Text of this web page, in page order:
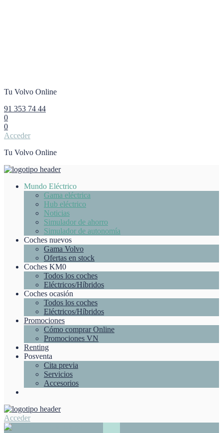
Tu Volvo Online
91 353 74 44
0
0
Acceder
Tu Volvo Online
Mundo Eléctrico
Gama eléctrica
Hub eléctrico
Noticias
Simulador de ahorro
Simulador de autonomía
Coches nuevos
Gama Volvo
Ofertas en stock
Coches KM0
Todos los coches
Eléctricos/Híbridos
Coches ocasión
Todos los coches
Eléctricos/Híbridos
Promociones
Cómo comprar Online
Promociones VN
Renting
Posventa
Cita previa
Servicios
Accesorios
Acceder